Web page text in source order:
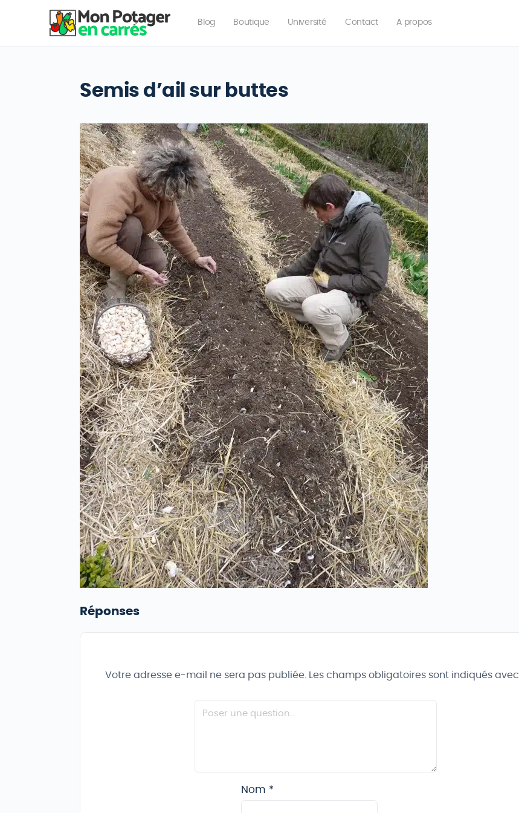
Blog Boutique Université Contact A propos
Semis d’ail sur buttes
Réponses
Votre adresse e-mail ne sera pas publiée. Les champs obligatoires sont indiqués avec
Nom *